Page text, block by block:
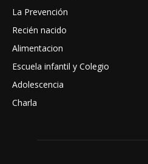
La Prevención
Recién nacido
Alimentacion
Escuela infantil y Colegio
Adolescencia
Charla